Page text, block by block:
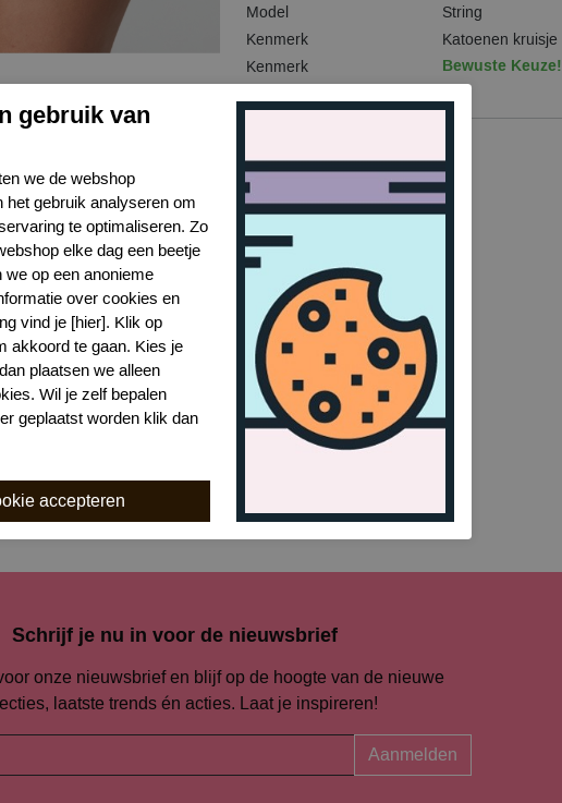
Model
String
Kenmerk
Katoenen kruisje
Kenmerk
Bewuste Keuze!
Toon alles van Marie Jo
Naar alle slips en strings
Marie Jo
Schrijf je nu in voor de nieuwsbrief
onze nieuwsbrief en blijf op de hoogte van de nieuwe
laatste trends én acties. Laat je inspireren!
Aanmelden
gebruik van
we de webshop
het gebruik analyseren om
te optimaliseren. Zo
elke dag een beetje
we op een anonieme
over cookies en
vind je [hier]. Klik op
akkoord te gaan. Kies je
dan plaatsen we alleen
Wil je zelf bepalen
geplaatst worden klik dan